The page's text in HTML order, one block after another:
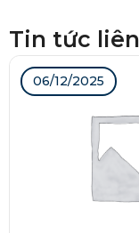
Tin tức
06/12/2025